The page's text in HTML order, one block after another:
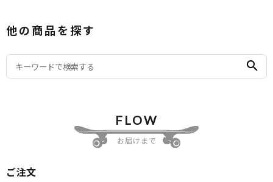
他の商品を探す
search
FLOW
お届けまで
ご注文